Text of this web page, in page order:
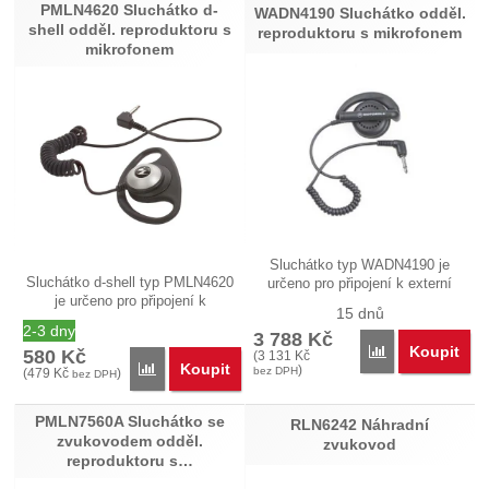
PMLN4620 Sluchátko d-
shell odděl. reproduktoru s
mikrofonem
Sluchátko d-shell typ PMLN4620
je určeno pro připojení k
2-3 dny
580 Kč
(479 Kč bez DPH) Přidat 'PMLN4620 Sluchátko d-shell odděl.
Koupit
WADN4190 Sluchátko odděl.
reproduktoru s mikrofonem
Sluchátko typ WADN4190 je
určeno pro připojení k externí
15 dnů
3 788 Kč
(3 131 Kč
bez DPH)
Přidat
Koupit
PMLN7560A Sluchátko se
zvukovodem odděl.
reproduktoru s…
RLN6242 Náhradní
zvukovod